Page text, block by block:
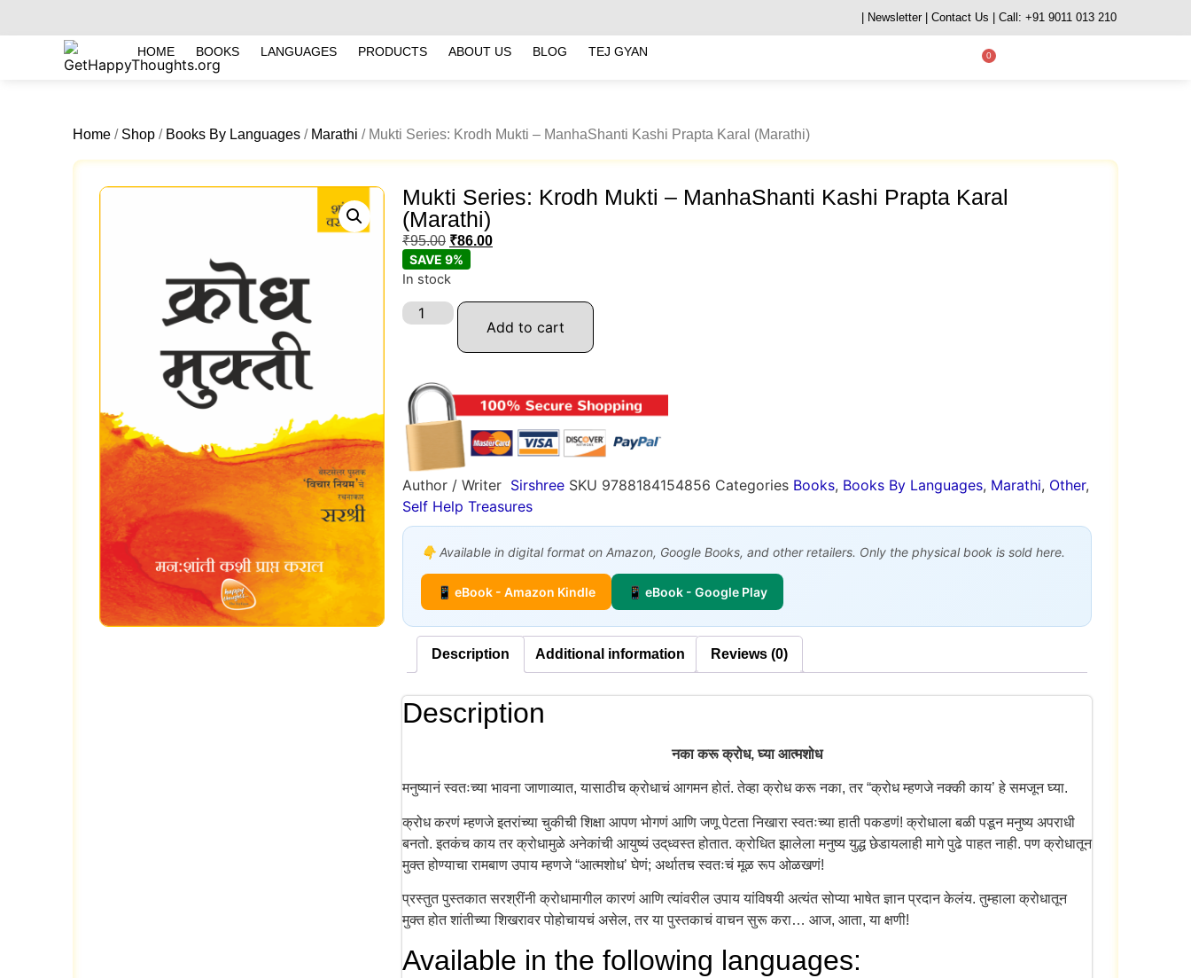
| Newsletter | Contact Us | Call: +91 9011 013 210
HOME BOOKS LANGUAGES PRODUCTS ABOUT US BLOG TEJ GYAN 0
Home / Shop / Books By Languages / Marathi / Mukti Series: Krodh Mukti – ManhaShanti Kashi Prapta Karal (Marathi)
Mukti Series: Krodh Mukti – ManhaShanti Kashi Prapta Karal
(Marathi)
₹95.00 ₹86.00
SAVE 9%
In stock
Add to cart
Author / Writer Sirshree SKU 9788184154856 Categories Books, Books By Languages, Marathi, Other,
Self Help Treasures
👇 Available in digital format on Amazon, Google Books, and other retailers. Only the physical book is sold here.
📱 eBook - Amazon Kindle 📱 eBook - Google Play
Description Additional information Reviews (0)
Description
नका करू क्रोध, घ्या आत्मशोध
मनुष्यानं स्वतःच्या भावना जाणाव्यात, यासाठीच क्रोधाचं आगमन होतंं. तेव्हा क्रोध करू नका, तर “क्रोध म्हणजे नक्की काय’ हे समजून घ्या.
क्रोध करणं म्हणजे इतरांच्या चुकीची शिक्षा आपण भोगणं आणि जणू पेटता निखारा स्वतःच्या हाती पकडणं! क्रोधाला बळी पडून मनुष्य अपराधी
बनतो. इतकंच काय तर क्रोधामुळे अनेकांची आयुष्यं उद्‌ध्वस्त होतात. क्रोधित झालेला मनुष्य युद्ध छेडायलाही मागे पुढे पाहत नाही. पण क्रोधातून
मुक्त होण्याचा रामबाण उपाय म्हणजे “आत्मशोध’ घेणं; अर्थातच स्वतःचं मूळ रूप ओळखणं!
प्रस्तुत पुस्तकात सरश्रींनी क्रोधामागील कारणं आणि त्यांवरील उपाय यांविषयी अत्यंत सोप्या भाषेत ज्ञान प्रदान केलंय. तुम्हाला क्रोधातून
मुक्त होत शांतीच्या शिखरावर पोहोचायचं असेल, तर या पुस्तकाचं वाचन सुरू करा… आज, आता, या क्षणी!
Available in the following languages: